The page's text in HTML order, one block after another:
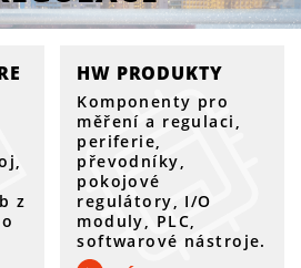
z
HW PRODUKTY
Komponenty pro
měření a regulaci,
periferie,
převodníky,
pokojové
regulátory, I/O
moduly, PLC,
softwarové nástroje.